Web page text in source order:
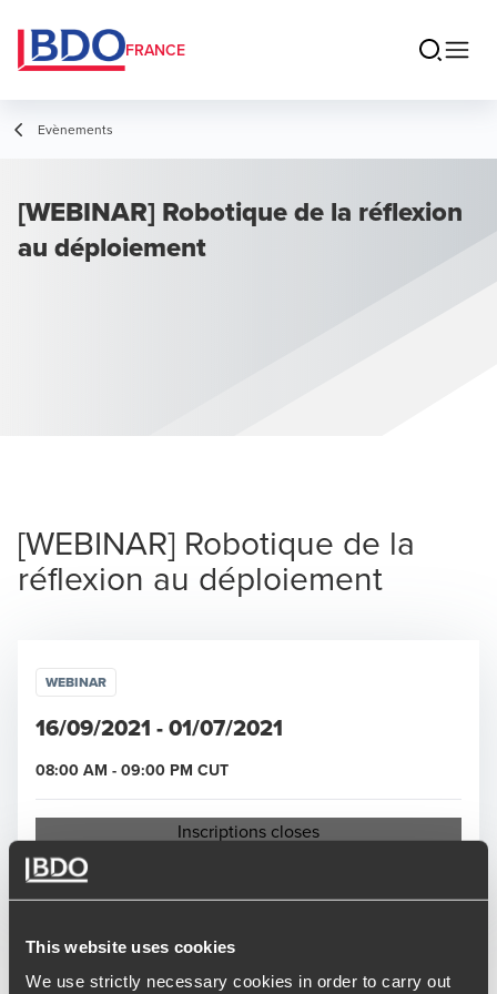
This website uses cookies
We use strictly necessary cookies in order to carry out
FRANCE
Evènements
[WEBINAR] Robotique de la réflexion
au déploiement
[WEBINAR] Robotique de la
réflexion au déploiement
WEBINAR
16/09/2021 -01/07/2021
08:00 AM - 09:00 PM CUT
Inscriptions closesOpens in a new window/tab
robotique industrielle. Elle répond de plus en plus à vos
problématiques de flexibilité, de productivité, de manque